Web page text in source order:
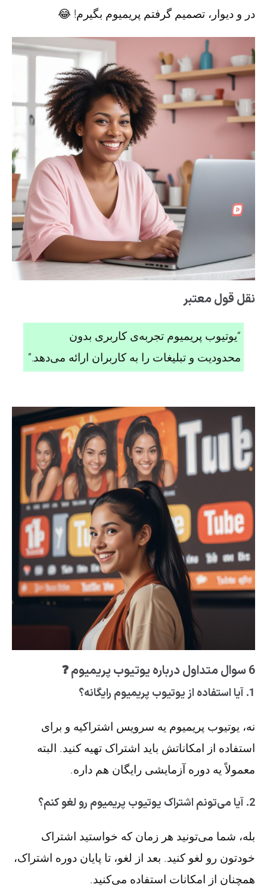
در و دیوار، تصمیم گرفتم پریمیوم بگیرم! 😂
نقل قول معتبر
“یوتیوب پریمیوم تجربه‌ی کاربری بدون
محدودیت و تبلیغات را به کاربران ارائه می‌دهد.”
6 سوال متداول درباره یوتیوب پریمیوم ❓
1. آیا استفاده از یوتیوب پریمیوم رایگانه؟
نه، یوتیوب پریمیوم یه سرویس اشتراکیه و برای
استفاده از امکاناتش باید اشتراک تهیه کنید. البته
معمولاً یه دوره آزمایشی رایگان هم داره.
2. آیا می‌تونم اشتراک یوتیوب پریمیوم رو لغو کنم؟
بله، شما می‌تونید هر زمان که خواستید اشتراک
خودتون رو لغو کنید. بعد از لغو، تا پایان دوره اشتراک،
همچنان از امکانات استفاده می‌کنید.